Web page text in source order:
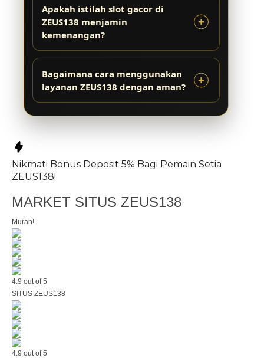
Apakah istilah slot gacor di
ZEUS138 menjamin
kemenangan?
Bagaimana cara menggunakan
layanan ZEUS138 dengan aman?
Nikmati Bonus Deposit 5% Bagi Pemain Setia
ZEUS138!
MARKET SITUS ZEUS138
Murah!
4.9 out of 5
SITUS ZEUS138
4.9 out of 5